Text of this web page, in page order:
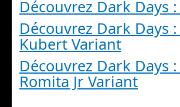
Découvrez Dark Days
Découvrez Dark Days
Kubert Variant
Découvrez Dark Days
Romita Jr Variant